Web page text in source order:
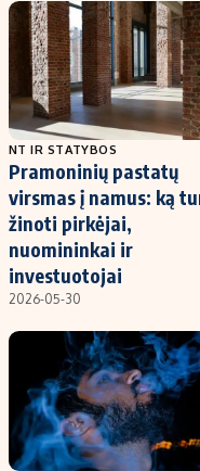
NT IR STATYBOS
Pramoninių pastatų
virsmas į namus: ką
žinoti pirkėjai,
nuomininkai ir
investuotojai
2026-05-30